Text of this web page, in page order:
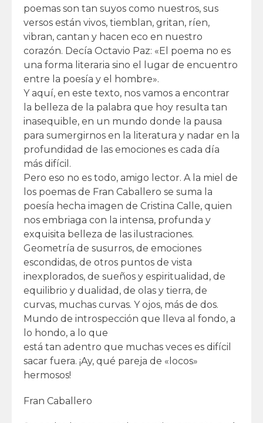
poemas son tan suyos como nuestros, sus
versos están vivos, tiemblan, gritan, ríen,
vibran, cantan y hacen eco en nuestro
corazón. Decía Octavio Paz: «El poema no es
una forma literaria sino el lugar de encuentro
entre la poesía y el hombre».
Y aquí, en este texto, nos vamos a encontrar
la belleza de la palabra que hoy resulta tan
inasequible, en un mundo donde la pausa
para sumergirnos en la literatura y nadar en la
profundidad de las emociones es cada día
más difícil.
Pero eso no es todo, amigo lector. A la miel de
los poemas de Fran Caballero se suma la
poesía hecha imagen de Cristina Calle, quien
nos embriaga con la intensa, profunda y
exquisita belleza de las ilustraciones.
Geometría de susurros, de emociones
escondidas, de otros puntos de vista
inexplorados, de sueños y espiritualidad, de
equilibrio y dualidad, de olas y tierra, de
curvas, muchas curvas. Y ojos, más de dos.
Mundo de introspección que lleva al fondo, a
lo hondo, a lo que
está tan adentro que muchas veces es difícil
sacar fuera. ¡Ay, qué pareja de «locos»
hermosos!
Fran Caballero